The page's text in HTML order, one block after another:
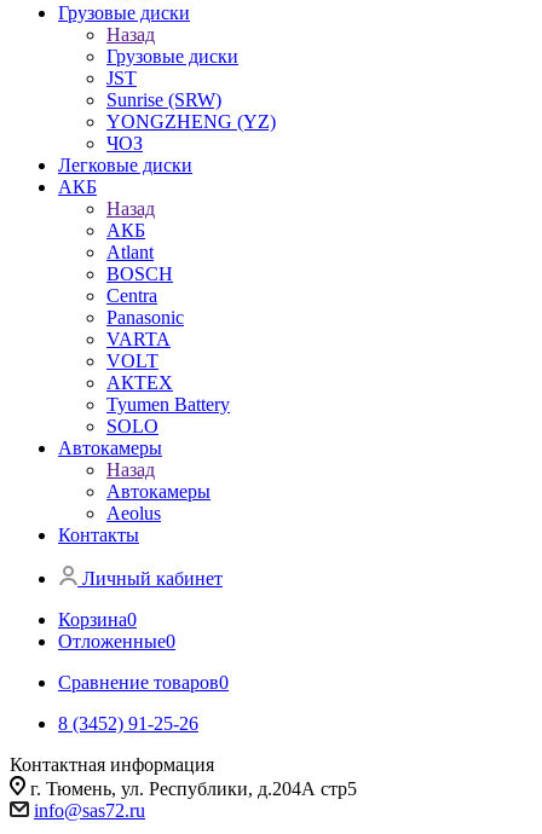
Грузовые диски
Назад
Грузовые диски
JST
Sunrise (SRW)
YONGZHENG (YZ)
ЧОЗ
Легковые диски
АКБ
Назад
АКБ
Atlant
BOSCH
Centra
Panasonic
VARTA
VOLT
АКТЕХ
Tyumen Battery
SOLO
Автокамеры
Назад
Автокамеры
Aeolus
Контакты
Личный кабинет
Корзина0
Отложенные0
Сравнение товаров0
8 (3452) 91-25-26
Контактная информация
г. Тюмень, ул. Республики, д.204А стр5
info@sas72.ru